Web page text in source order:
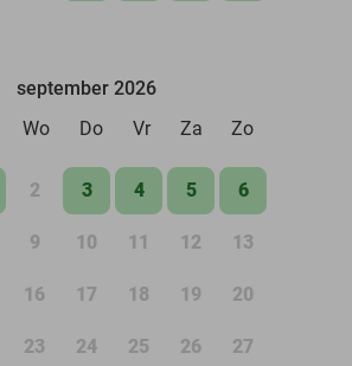
september 2026
Wo Do Vr Za Zo
2 3 4 5 6
9 10 11 12 13
16 17 18 19 20
23 24 25 26 27